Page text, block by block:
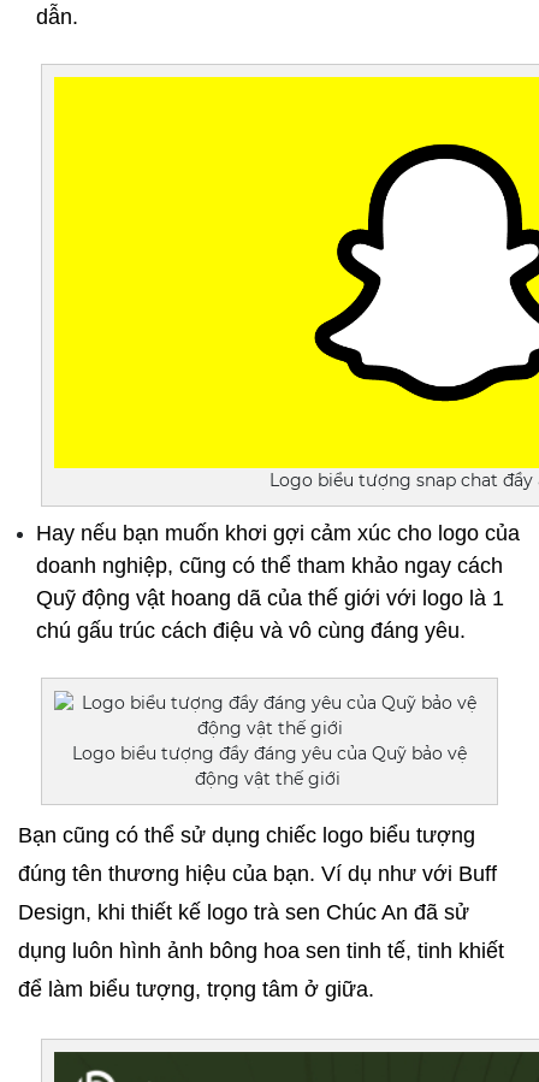
dẫn.
Logo biểu tượng snap chat
Hay nếu bạn muốn khơi gợi cảm xúc cho logo của
doanh nghiệp, cũng có thể tham khảo ngay cách
Quỹ động vật hoang dã của thế giới với logo là 1
chú gấu trúc cách điệu và vô cùng đáng yêu.
Logo biểu tượng đầy đáng yêu của Quỹ bảo vệ
động vật thế giới
Bạn cũng có thể sử dụng chiếc logo biểu tượng
đúng tên thương hiệu của bạn. Ví dụ như với Buff
Design, khi thiết kế logo trà sen Chúc An đã sử
dụng luôn hình ảnh bông hoa sen tinh tế, tinh khiết
để làm biểu tượng, trọng tâm ở giữa.